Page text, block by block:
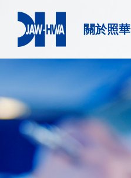
關於照華